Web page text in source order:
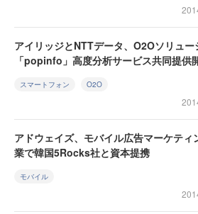
アイリッジとNTTデータ、O2Oソリュー
「popinfo」高度分析サービス共同提供
スマートフォン O2O
アドウェイズ、モバイル広告マーケティ
業で韓国5Rocks社と資本提携
モバイル